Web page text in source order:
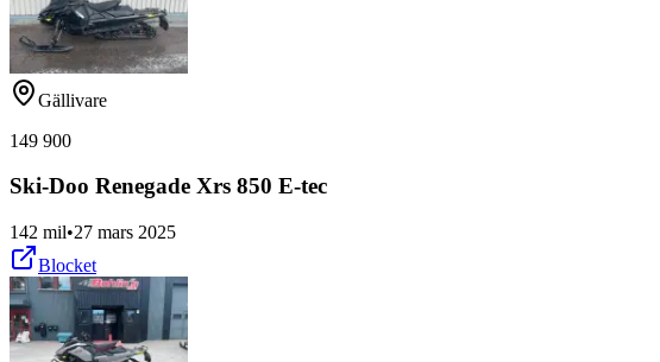
Gällivare
149 900
Ski-Doo Renegade Xrs 850 E-tec
142 mil•27 mars 2025
Blocket